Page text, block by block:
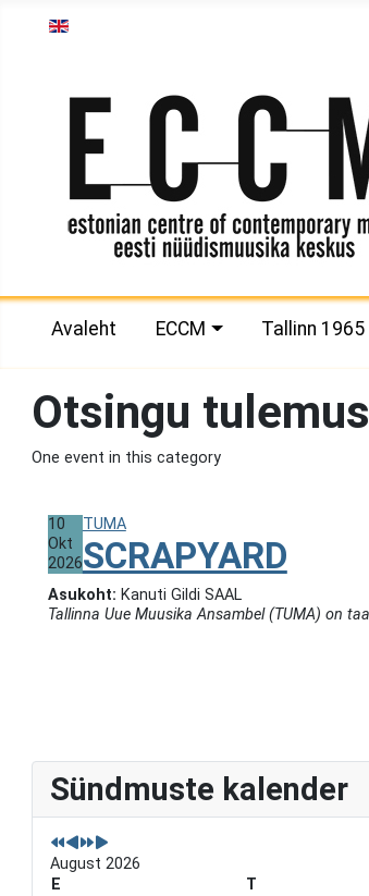
Vali keel
Avaleht ECCM Tallinn 1965
Otsingu
One event in this category
10
Okt
2026
TUMA
SCRAPYARD
Asukoht: Kanuti Gildi SAAL
Tallinna Uue Muusika Ansambel (TUMA) on
Sündmuste kalender
P
r
e
v
i
o
u
P
r
e
v
i
o
u
N
e
x
t
Y
e
N
e
x
t
M
o
August 2026
E
T